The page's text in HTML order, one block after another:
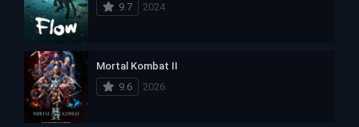
9.7
2024
Mortal Kombat II
9.6
2026